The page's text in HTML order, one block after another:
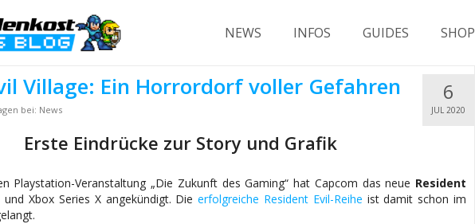
NEWS INFOS GUIDES SHOP
6
JUL 2020
Village: Ein Horrordorf voller Gefahren
bei: News
Erste Eindrücke zur Story und Grafik
Playstation-Veranstaltung „Die Zukunft des Gaming“ hat Capcom das neue Resident
und Xbox Series X angekündigt. Dieerfolgreiche Resident Evil-Reihe ist damit schon im